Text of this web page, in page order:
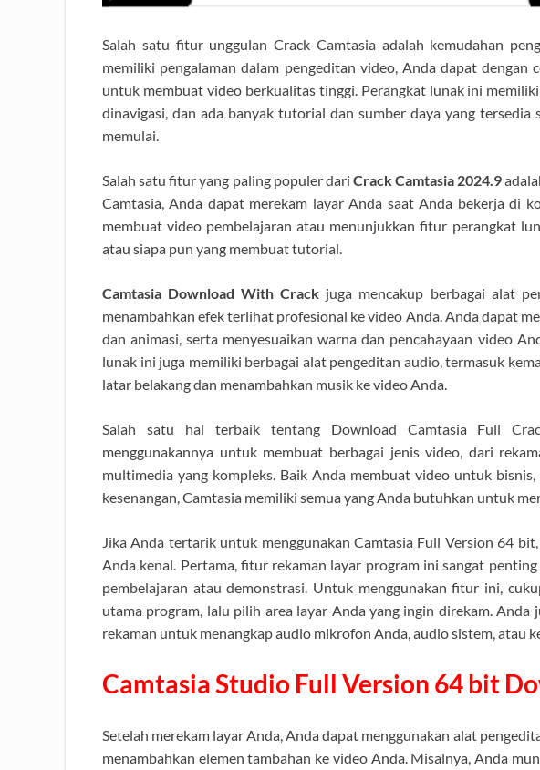
Salah satu fitur unggulan Crack Camtasia adalah kemudahan
memiliki pengalaman dalam pengeditan video, Anda dapat dengan
untuk membuat video berkualitas tinggi. Perangkat lunak ini
dinavigasi, dan ada banyak tutorial dan sumber daya yang
memulai.
Salah satu fitur yang paling populer dari Crack Camtasia 2024.9
Camtasia, Anda dapat merekam layar Anda saat Anda bekerja di
membuat video pembelajaran atau menunjukkan fitur perangkat
atau siapa pun yang membuat tutorial.
Camtasia Download With Crack juga mencakup berbagai alat
menambahkan efek terlihat profesional ke video Anda. Anda dapat
dan animasi, serta menyesuaikan warna dan pencahayaan video
lunak ini juga memiliki berbagai alat pengeditan audio, termasuk
latar belakang dan menambahkan musik ke video Anda.
Salah satu hal terbaik tentang Download Camtasia Full
menggunakannya untuk membuat berbagai jenis video, dari
multimedia yang kompleks. Baik Anda membuat video untuk
kesenangan, Camtasia memiliki semua yang Anda butuhkan untuk
Jika Anda tertarik untuk menggunakan Camtasia Full Version 64
Anda kenal. Pertama, fitur rekaman layar program ini sangat
pembelajaran atau demonstrasi. Untuk menggunakan fitur ini,
utama program, lalu pilih area layar Anda yang ingin direkam. Anda
rekaman untuk menangkap audio mikrofon Anda, audio sistem, atau
Camtasia Studio Full Version 64 bit
Setelah merekam layar Anda, Anda dapat menggunakan alat
menambahkan elemen tambahan ke video Anda. Misalnya, Anda